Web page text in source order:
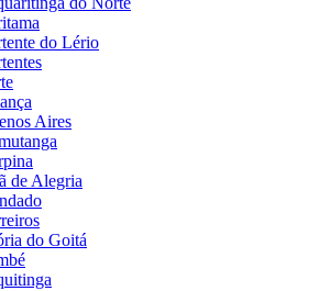
do Lério
Aires
de Alegria
do Goitá